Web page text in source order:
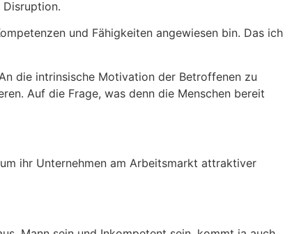
und Fähigkeiten angewiesen bin. Das ich
die intrinsische Motivation der Betroffenen zu
Auf die Frage, was denn die Menschen bereit
ihr Unternehmen am Arbeitsmarkt attraktiver